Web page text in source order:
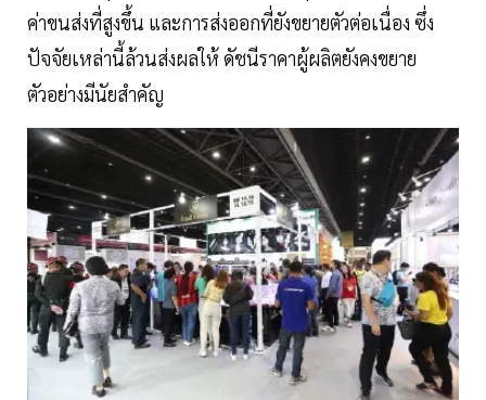
ค่าขนส่งที่สูงขึ้น และการส่งออกที่ยังขยายตัวต่อเนื่อง ซึ่ง
ปัจจัยเหล่านี้ล้วนส่งผลให้ ดัชนีราคาผู้ผลิตยังคงขยาย
ตัวอย่างมีนัยสำคัญ